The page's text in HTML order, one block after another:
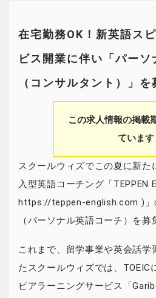
在宅勤務OK！新英語ス
ビス開業に伴い「パーソ
（コンサルタント）」を
この求人情報の掲載
ています
スクールウィズでこの夏に新た
入型英語コーチング「TEPPEN
https://teppen-english.com )」
（パーソナル英語コーチ）を募
これまで、留学事業や英会話学
たスクールウィズでは、TOEIC
ピアラーニングサービス「